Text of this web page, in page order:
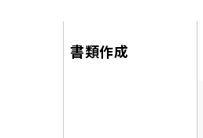
書類作成